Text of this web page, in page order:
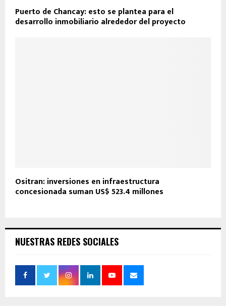
Puerto de Chancay: esto se plantea para el
desarrollo inmobiliario alrededor del proyecto
Ositran: inversiones en infraestructura
concesionada suman US$ 523.4 millones
NUESTRAS REDES SOCIALES